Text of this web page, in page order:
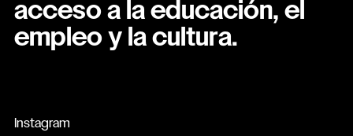
acceso a la educación, el
empleo y la cultura.
Instagram